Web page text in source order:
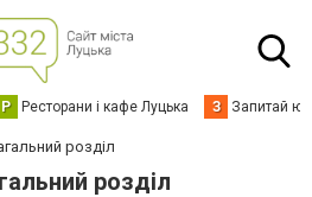
Р Ресторани і кафе Луцька З Запитай
розділ
розділ